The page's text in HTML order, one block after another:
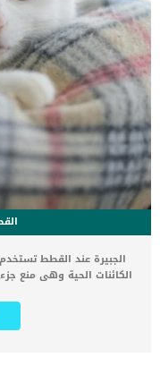
الجبيرة عند القطط
الكائنات الحية وهى منع
الحركة وتساعده على
بدون جراحة عند القطط